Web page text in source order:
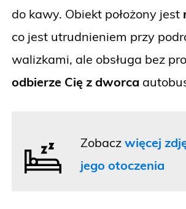
do kawy. Obiekt położony jest
co jest utrudnieniem przy
walizkami, ale obsługa bez
odbierze Cię z dworca
Zobaczwięcej
jego otoczenia